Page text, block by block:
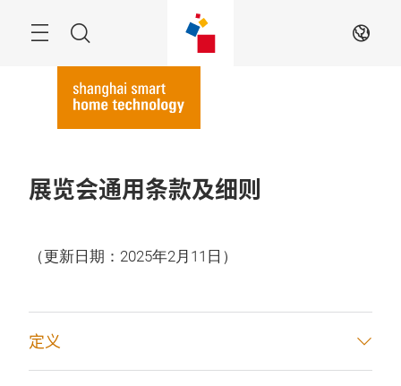
索
ZH
展览会通用条款及细则
（更新日期：2025年2月11日）
定义